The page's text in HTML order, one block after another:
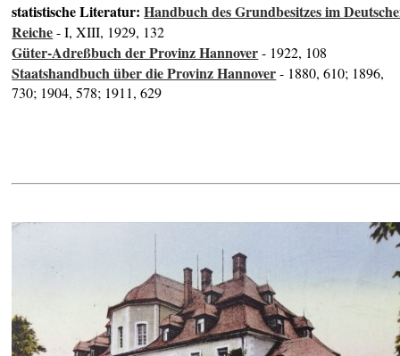
statistische Literatur:Handbuch des Grundbesitzes im
Reiche- I, XIII, 1929, 132
Güter-Adreßbuch der Provinz Hannover- 1922, 108
Staatshandbuch über die Provinz Hannover- 1880, 610; 1896,
730; 1904, 578; 1911, 629